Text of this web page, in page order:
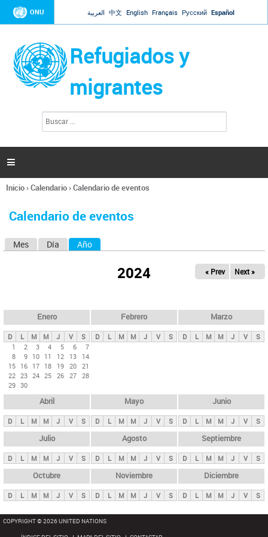
Jump to navigation
ONU العربية 中文 English Français Русский Español
Refugiados y
migrantes
l
d
s

Se
usted
Inicio›Calendario›Calendario de eventos
Calendario de eventos
s
p
n
i
p
a
l
s
Mes Día Año
2024 « Prev Next »
Enero
D L M M J V
S
1
2 3 4 5 6
7
8
9 10 11 12 13
14
15 16 17 18 19 20 21
22 23 24 25 26 27 28
29 30
Febrero
D L M M J V S
Marzo
D L M M J V S
Abril
D L M M J V S
Mayo
D L M M J V S
Junio
D L M M J V S
Julio
D L M M J V S
Agosto
D L M M J V S
Septiembre
D L M M J V S
Octubre
D L M M J V S
Noviembre
D L M M J V S
Diciembre
D L M M J V S
COPYRIGHT © 2026 UNITED NATIONS